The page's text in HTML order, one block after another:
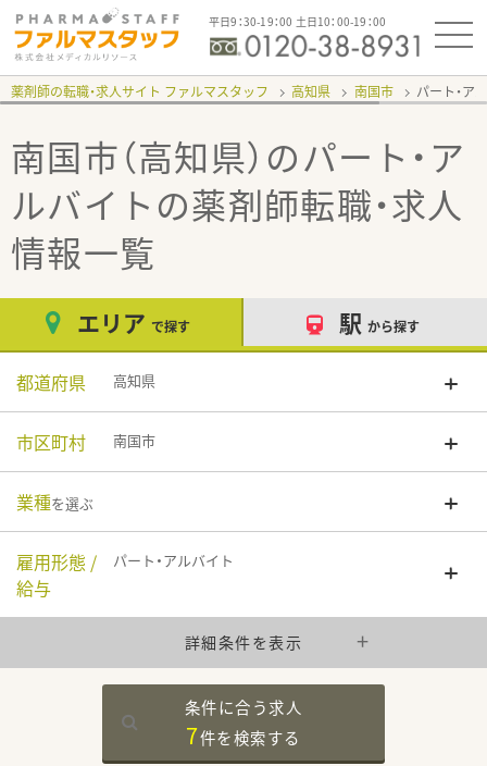
平日9：30-19：00 土日10：00-19：00
薬剤師の転職・求人サイト ファルマスタッフ 高知県 南国市 パート・ア
南国市（高知県）のパート・ア
ルバイトの薬剤師転職・求人
情報一覧
エリア で探す 駅 から探す
都道府県 高知県
市区町村 南国市
業種を選ぶ
雇用形態 /
給与
パート・アルバイト
詳細条件を表示
条件に合う求人
7件を検索する